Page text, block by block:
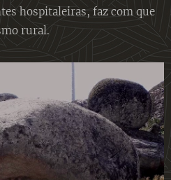
hospitaleiras, faz com que
rural.